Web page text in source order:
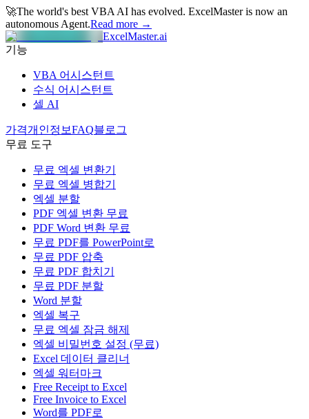
🚀The world's best VBA AI has evolved. ExcelMaster is now an
autonomous Agent.Read more →
ExcelMaster.ai
기능
VBA 어시스턴트
수식 어시스턴트
셀 AI
가격개인정보FAQ블로그
무료 도구
무료 엑셀 변환기
무료 엑셀 병합기
엑셀 분할
PDF 엑셀 변환 무료
PDF Word 변환 무료
무료 PDF를 PowerPoint로
무료 PDF 압축
무료 PDF 합치기
무료 PDF 분할
Word 분할
엑셀 복구
무료 엑셀 잠금 해제
엑셀 비밀번호 설정 (무료)
Excel 데이터 클리너
엑셀 워터마크
Free Receipt to Excel
Free Invoice to Excel
Word를 PDF로